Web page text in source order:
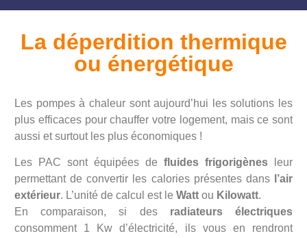
La déperdition thermique
ou énergétique
Les pompes à chaleur sont aujourd’hui les solutions les
plus efficaces pour chauffer votre logement, mais ce sont
aussi et surtout les plus économiques !
Les PAC sont équipées de fluides frigorigènes leur
permettant de convertir les calories présentes dans
l’air
extérieur. L’unité de calcul est le Watt ou Kilowatt.
En comparaison, si des radiateurs électriques
consomment 1 Kw d’électricité, ils vous en rendront